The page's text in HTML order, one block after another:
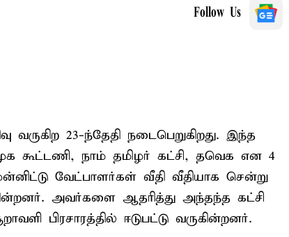
Follow Us
வருகிற 23-ந்தேதி நடைபெறுகிறது. இந்த
கூட்டணி, நாம் தமிழர் கட்சி, தவெக என 4
வேட்பாளர்கள் வீதி வீதியாக சென்று
அவர்களை ஆதரித்து அந்தந்த கட்சி
பிரசாரத்தில் ஈடுபட்டு வருகின்றனர்.